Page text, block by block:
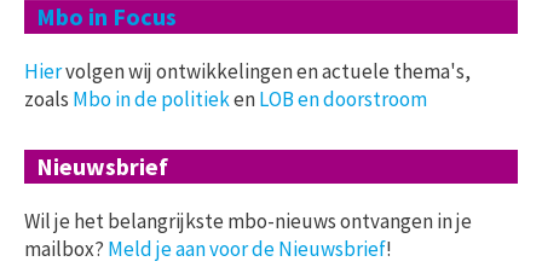
Mbo in Focus
Hiervolgen wij ontwikkelingen en actuele thema's,
zoals Mbo in de politiekenLOB en doorstroom
Nieuwsbrief
Wil je het belangrijkste mbo-nieuws ontvangen in je
mailbox? Meld je aan voor de Nieuwsbrief!